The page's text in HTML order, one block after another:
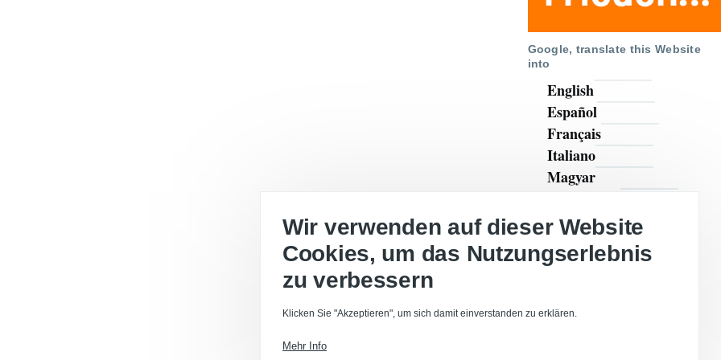
Google, translate this Website
into
English
Español
Français
Italiano
Magyar
Português
Türkçe
русский
عربي
Wir verwenden auf dieser Website
Cookies, um das Nutzungserlebnis
zu verbessern
Klicken Sie "Akzeptieren", um sich damit einverstanden zu erklären.
Mehr Info